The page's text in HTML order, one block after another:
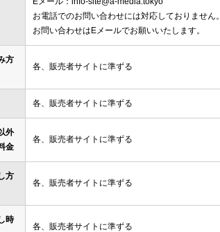
お電話でのお問い合わせには対応しておりません。
お問い合わせはEメールでお願いいたします。
方
各、販売者サイトに準ずる
各、販売者サイトに準ずる
外
金
各、販売者サイトに準ずる
方
各、販売者サイトに準ずる
時
各、販売者サイトに準ずる